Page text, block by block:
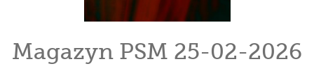
Magazyn PSM 25-02-2026